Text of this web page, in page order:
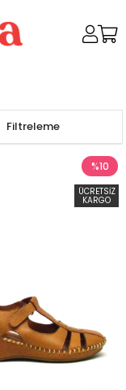
Filtreleme
%10
ÜCRETSIZ
KARGO